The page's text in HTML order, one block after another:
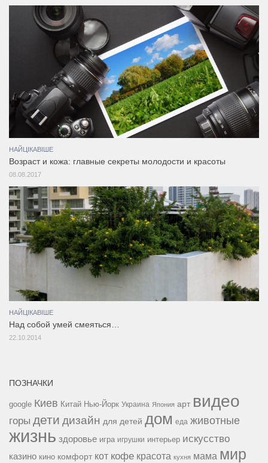
НАЙЦІКАВІШЕ
Возраст и кожа: главные секреты молодости и красоты
08.08.2017
НАЙЦІКАВІШЕ
Над собой умей смеяться…
22.10.2014
ПОЗНАЧКИ
google Киев Китай Нью-Йорк Украина Япония арт видео
горы дети дизайн для детей дом еда животные
жизнь здоровье игра игрушки интерьер искусство
казино кино комфорт кот кофе красота кухня мама мир